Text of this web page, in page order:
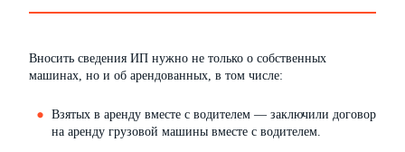
Вносить сведения ИП нужно не только о собственных
машинах, но и об арендованных, в том числе:
Взятых в аренду вместе с водителем — заключили договор
на аренду грузовой машины вместе с водителем.